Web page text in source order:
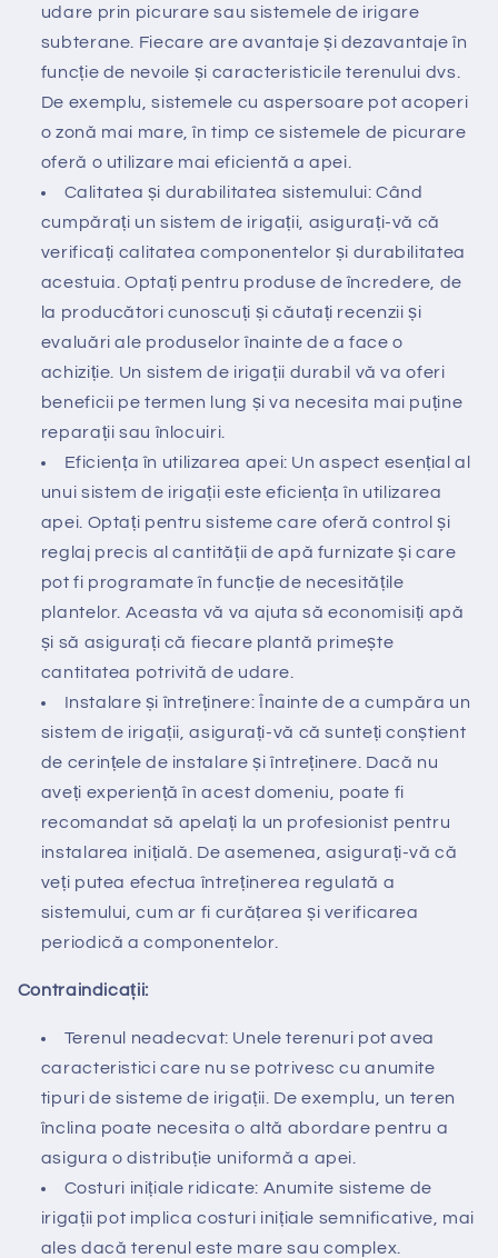
udare prin picurare sau sistemele de irigare
subterane. Fiecare are avantaje și dezavantaje în
funcție de nevoile și caracteristicile terenului dvs.
De exemplu, sistemele cu aspersoare pot acoperi
o zonă mai mare, în timp ce sistemele de picurare
oferă o utilizare mai eficientă a apei.
Calitatea și durabilitatea sistemului: Când
cumpărați un sistem de irigații, asigurați-vă că
verificați calitatea componentelor și durabilitatea
acestuia. Optați pentru produse de încredere, de
la producători cunoscuți și căutați recenzii și
evaluări ale produselor înainte de a face o
achiziție. Un sistem de irigații durabil vă va oferi
beneficii pe termen lung și va necesita mai puține
reparații sau înlocuiri.
Eficiența în utilizarea apei: Un aspect esențial al
unui sistem de irigații este eficiența în utilizarea
apei. Optați pentru sisteme care oferă control și
reglaj precis al cantității de apă furnizate și care
pot fi programate în funcție de necesitățile
plantelor. Aceasta vă va ajuta să economisiți apă
și să asigurați că fiecare plantă primește
cantitatea potrivită de udare.
Instalare și întreținere: Înainte de a cumpăra un
sistem de irigații, asigurați-vă că sunteți conștient
de cerințele de instalare și întreținere. Dacă nu
aveți experiență în acest domeniu, poate fi
recomandat să apelați la un profesionist pentru
instalarea inițială. De asemenea, asigurați-vă că
veți putea efectua întreținerea regulată a
sistemului, cum ar fi curățarea și verificarea
periodică a componentelor.
Contraindicații:
Terenul neadecvat: Unele terenuri pot avea
caracteristici care nu se potrivesc cu anumite
tipuri de sisteme de irigații. De exemplu, un teren
înclina poate necesita o altă abordare pentru a
asigura o distribuție uniformă a apei.
Costuri inițiale ridicate: Anumite sisteme de
irigații pot implica costuri inițiale semnificative, mai
ales dacă terenul este mare sau complex.